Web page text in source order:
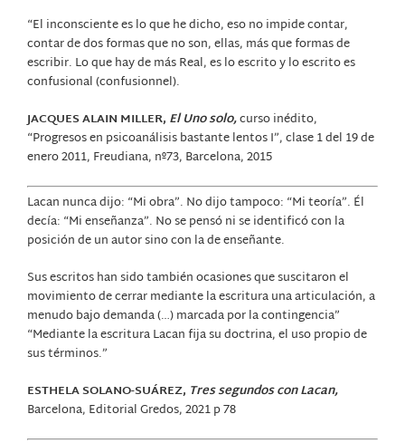
“El inconsciente es lo que he dicho, eso no impide contar,
contar de dos formas que no son, ellas, más que formas de
escribir. Lo que hay de más Real, es lo escrito y lo escrito es
confusional (confusionnel).
JACQUES ALAIN MILLER, El Uno solo,curso inédito,
“Progresos en psicoanálisis bastante lentos I”, clase 1 del 19 de
enero 2011, Freudiana, nº73, Barcelona, 2015
Lacan nunca dijo: “Mi obra”. No dijo tampoco: “Mi teoría”. Él
decía: “Mi enseñanza”. No se pensó ni se identificó con la
posición de un autor sino con la de enseñante.
Sus escritos han sido también ocasiones que suscitaron el
movimiento de cerrar mediante la escritura una articulación, a
menudo bajo demanda (…) marcada por la contingencia”
“Mediante la escritura Lacan fija su doctrina, el uso propio de
sus términos.”
ESTHELA SOLANO-SUÁREZ, Tres segundos con Lacan,
Barcelona, Editorial Gredos, 2021 p 78